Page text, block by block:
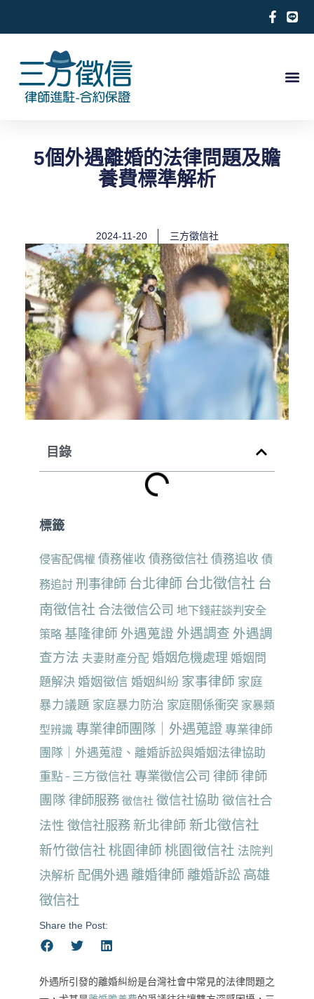
至
5個外遇離婚的法律問題及贍
養費標準解析
2024-11-20 三方徵信社
目錄
標籤
侵害配偶權 債務催收 債務徵信社 債務追收 債
務追討 刑事律師 台北律師 台北徵信社 台
南徵信社 合法徵信公司 地下錢莊談判安全
策略 基隆律師 外遇蒐證 外遇調查 外遇調
查方法 夫妻財產分配 婚姻危機處理 婚姻問
題解決 婚姻徵信 婚姻糾紛 家事律師 家庭
暴力議題 家庭暴力防治 家庭關係衝突 家暴類
型辨識 專業律師團隊｜外遇蒐證 專業律師
團隊｜外遇蒐證、離婚訴訟與婚姻法律協助
重點 - 三方徵信社 專業徵信公司 律師律師
團隊 律師服務 徵信社 徵信社協助 徵信社合
法性 徵信社服務 新北律師 新北徵信社
新竹徵信社 桃園律師 桃園徵信社 法院判
決解析 配偶外遇 離婚律師 離婚訴訟 高雄
徵信社
Share the Post:
外遇所引發的離婚糾紛是台灣社會中常見的法律問題之